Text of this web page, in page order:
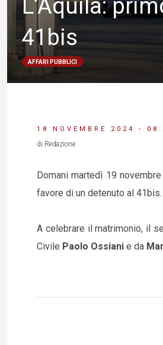
L’Aquila:
41bis
AFFARI PUBBLICI
18 NOVEMBRE 2024 -
di Redazione
Domani martedì 19
favore di un detenuto al 41bis.
A celebrare il matrimonio, il
Civile Paolo Ossiani e da